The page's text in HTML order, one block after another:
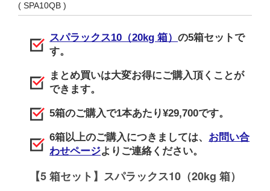
( SPA10QB )
スパラックス10（20kg 箱）の5箱セットで
す。
まとめ買いは大変お得にご購入頂くことが
できます。
5箱のご購入で1本あたり¥29,700です。
6箱以上のご購入につきましては、 お問い合
わせページよりご連絡ください。